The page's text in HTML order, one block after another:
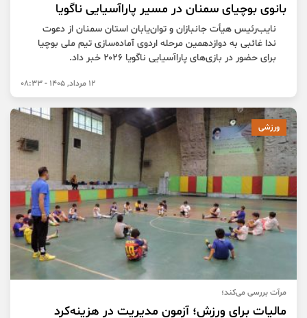
بانوی بوچیای سمنان در مسیر پاراآسیایی ناگویا
نایب‌رئیس هیأت جانبازان و توان‌یابان استان سمنان از دعوت
ندا غائبی به دوازدهمین مرحله اردوی آماده‌سازی تیم ملی بوچیا
برای حضور در بازی‌های پاراآسیایی ناگویا ۲۰۲۶ خبر داد.
12 مرداد, 1405 - 08:33
ورزشی
مرآت بررسی می‌کند؛
مالیات برای ورزش؛ آزمون مدیریت در هزینه‌کرد